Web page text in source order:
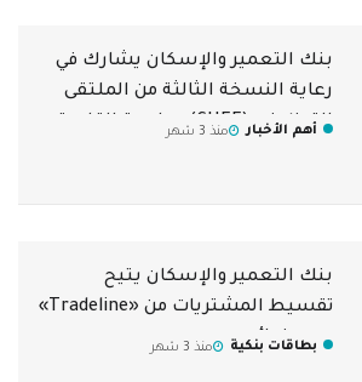
بنك التعمير والإسكان يشارك في
رعاية النسخة الثالثة من الملتقى
التوظيفي (CUEF) بجامعة القاهرة
أهم الأخبار منذ 3 شهر
بنك التعمير والإسكان يتيح
تقسيط المشتريات من «Tradeline»
بدون فوائد
بطاقات بنكية منذ 3 شهر